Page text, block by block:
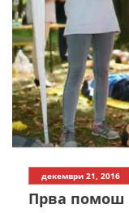
декември 21, 2016
Прва помош